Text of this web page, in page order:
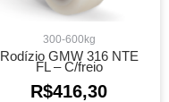
300-600kg
Rodízio GMW 316 NTE
FL – C/freio
R$416,30